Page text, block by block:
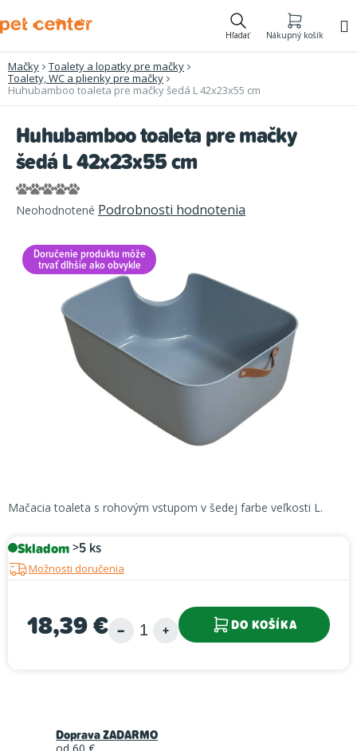
na
Hľadať Nákupný košík
Mačky
Toalety a lopatky pre mačky
Toalety, WC a plienky pre mačky
Huhubamboo toaleta pre mačky šedá L 42x23x55 cm
Mačacia toaleta s rohovým vstupom v šedej farbe veľkosti L.
Skladom>5 ks
Možnosti doručenia
18,39 € DO KOŠÍKA
Huhubamboo toaleta pre mačky
šedá L 42x23x55 cm
Priemerné
hodnotenie
je
0,0
hviezdičiek.
Neohodnotené Podrobnosti hodnotenia
Doručenie produktu môže
trvať dlhšie ako obvykle
Doprava ZADARMO
od 60 €